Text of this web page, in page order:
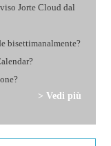
Jorte Cloud dal
bisettimanalmente?
> Vedi più